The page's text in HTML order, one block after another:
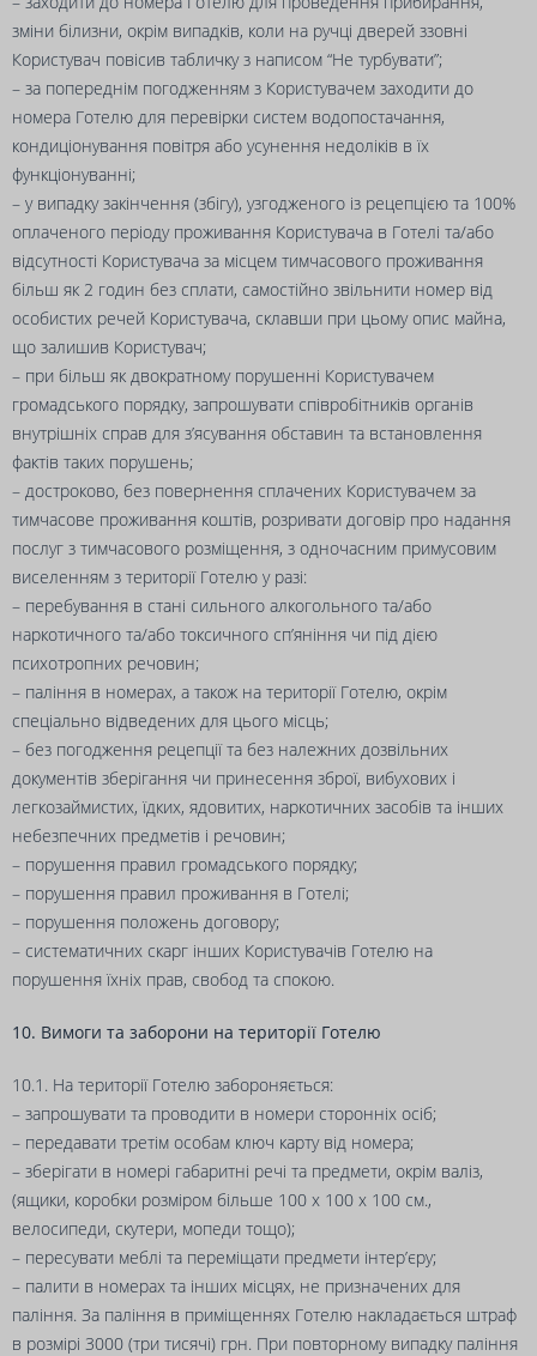
зміни білизни, окрім випадків, коли на ручці дверей ззовні
Користувач повісив табличку з написом “Не турбувати”;
– за попереднім погодженням з Користувачем заходити до
номера Готелю для перевірки систем водопостачання,
кондиціонування повітря або усунення недоліків в їх
функціонуванні;
– у випадку закінчення (збігу), узгодженого із рецепцією та 100%
оплаченого періоду проживання Користувача в Готелі та/або
відсутності Користувача за місцем тимчасового проживання
більш як 2 годин без сплати, самостійно звільнити номер від
особистих речей Користувача, склавши при цьому опис майна,
що залишив Користувач;
– при більш як двократному порушенні Користувачем
громадського порядку, запрошувати співробітників органів
внутрішніх справ для з’ясування обставин та встановлення
фактів таких порушень;
– достроково, без повернення сплачених Користувачем за
тимчасове проживання коштів, розривати договір про надання
послуг з тимчасового розміщення, з одночасним примусовим
виселенням з території Готелю у разі:
– перебування в стані сильного алкогольного та/або
наркотичного та/або токсичного сп’яніння чи під дією
психотропних речовин;
– паління в номерах, а також на території Готелю, окрім
спеціально відведених для цього місць;
– без погодження рецепції та без належних дозвільних
документів зберігання чи принесення зброї, вибухових і
легкозаймистих, їдких, ядовитих, наркотичних засобів та інших
небезпечних предметів і речовин;
– порушення правил громадського порядку;
– порушення правил проживання в Готелі;
– порушення положень договору;
– систематичних скарг інших Користувачів Готелю на
порушення їхніх прав, свобод та спокою.
10. Вимоги та заборони на території Готелю
10.1. На території Готелю забороняється:
– запрошувати та проводити в номери сторонніх осіб;
– передавати третім особам ключ карту від номера;
– зберігати в номері габаритні речі та предмети, окрім валіз,
(ящики, коробки розміром більше 100 х 100 х 100 см.,
велосипеди, скутери, мопеди тощо);
– пересувати меблі та переміщати предмети інтер’єру;
– палити в номерах та інших місцях, не призначених для
паління. За паління в приміщеннях Готелю накладається штраф
в розмірі 3000 (три тисячі) грн. При повторному випадку паління